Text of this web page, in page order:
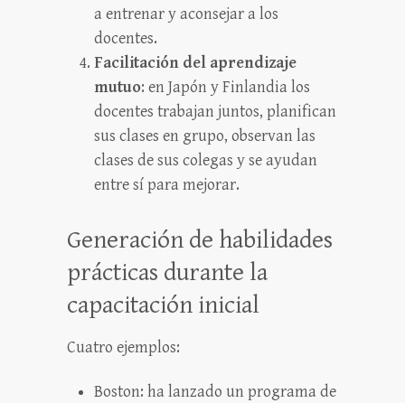
a entrenar y aconsejar a los
docentes.
Facilitación del aprendizaje
mutuo: en Japón y Finlandia los
docentes trabajan juntos, planifican
sus clases en grupo, observan las
clases de sus colegas y se ayudan
entre sí para mejorar.
Generación de habilidades
prácticas durante la
capacitación inicial
Cuatro ejemplos:
Boston: ha lanzado un programa de